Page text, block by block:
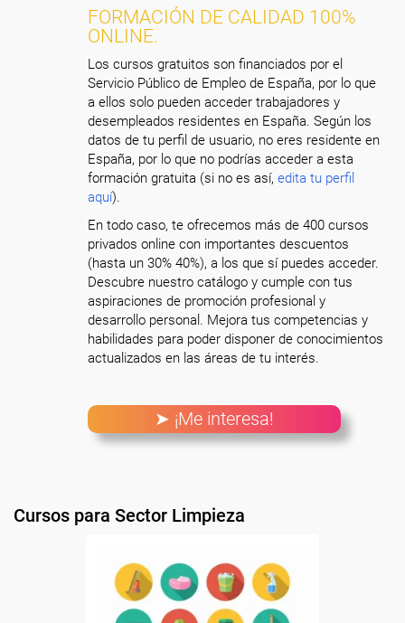
FORMACIÓN DE CALIDAD 100%
ONLINE.
Los cursos gratuitos son financiados por el
Servicio Público de Empleo de España, por lo que
a ellos solo pueden acceder trabajadores y
desempleados residentes en España. Según los
datos de tu perfil de usuario, no eres residente en
España, por lo que no podrías acceder a esta
formación gratuita (si no es así,edita tu perfil
aquí).
En todo caso, te ofrecemos más de 400 cursos
privados online con importantes descuentos
(hasta un 30% 40%), a los que sí puedes acceder.
Descubre nuestro catálogo y cumple con tus
aspiraciones de promoción profesional y
desarrollo personal. Mejora tus competencias y
habilidades para poder disponer de conocimientos
actualizados en las áreas de tu interés.
➤ ¡Me interesa!
Cursos para Sector Limpieza